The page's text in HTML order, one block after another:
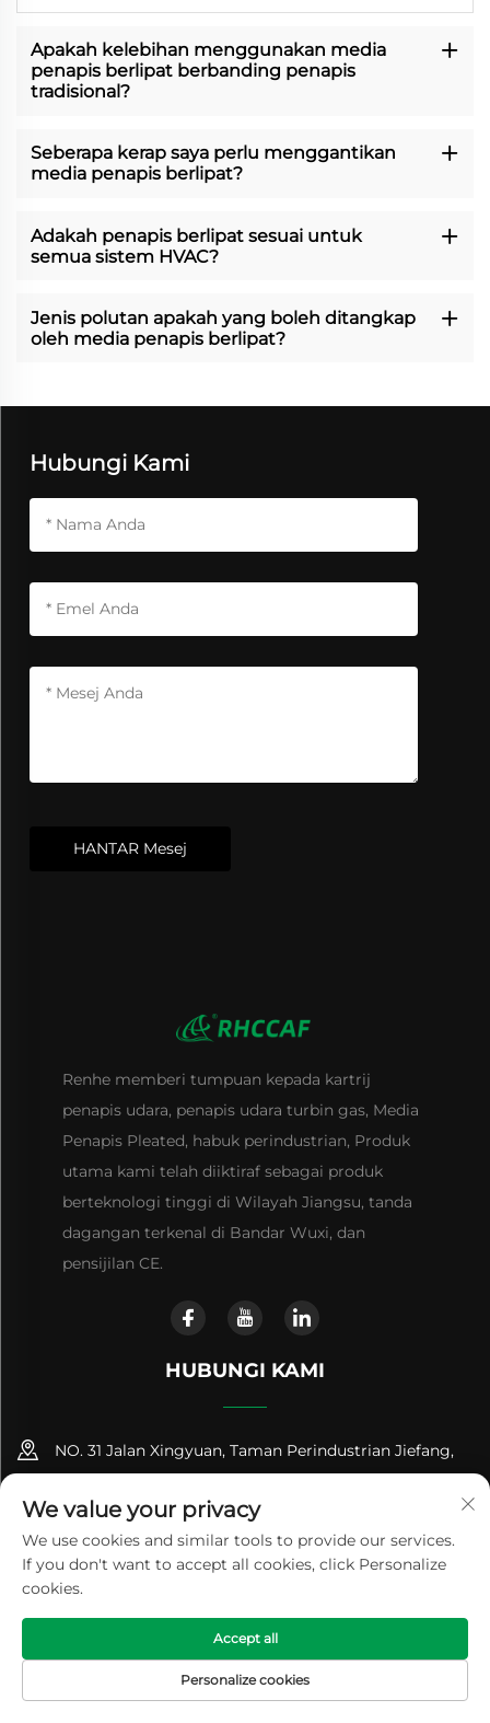
Apakah kelebihan menggunakan media
penapis berlipat berbanding penapis
tradisional?
Seberapa kerap saya perlu menggantikan
media penapis berlipat?
Adakah penapis berlipat sesuai untuk
semua sistem HVAC?
Jenis polutan apakah yang boleh ditangkap
oleh media penapis berlipat?
Hubungi Kami
HANTAR Mesej
Renhe memberi tumpuan kepada kartrij
penapis udara, penapis udara turbin gas, Media
Penapis Pleated, habuk perindustrian, Produk
utama kami telah diiktiraf sebagai produk
berteknologi tinggi di Wilayah Jiangsu, tanda
dagangan terkenal di Bandar Wuxi, dan
pensijilan CE.
HUBUNGI KAMI
NO. 31 Jalan Xingyuan, Taman Perindustrian Jiefang,
China (214414)
+86-18961600368
Hak Cipta © 2024 Jiangsu Renhe Environmental Equipments
Co., Ltd Dasar Privasi
HALAMAN
We value your privacy
We use cookies and similar tools to provide our services.
If you don't want to accept all cookies, click Personalize
cookies.
Personalize cookies
Accept all